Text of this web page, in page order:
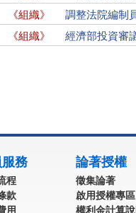
《組織》
調整法院編制
《組織》 經濟部投資審
務
程
款
用
論著授權
徵集論著
啟用授權專區
權利金計算說